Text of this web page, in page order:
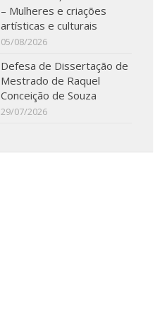
– Mulheres e criações
artísticas e culturais
05/08/2026
Defesa de Dissertação de
Mestrado de Raquel
Conceição de Souza
29/07/2026